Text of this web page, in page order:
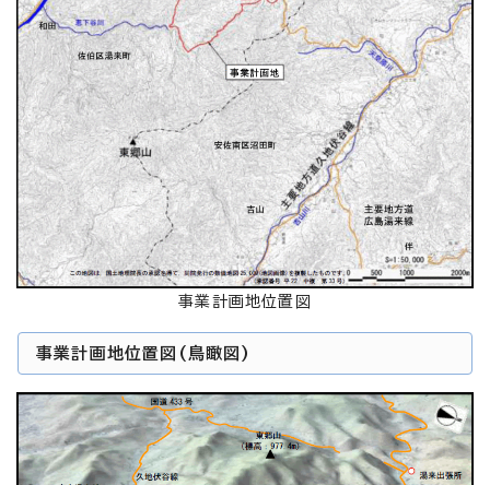
事業計画地位置図
事業計画地位置図(鳥瞰図)